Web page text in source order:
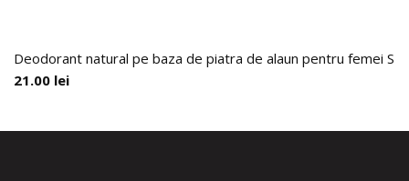
Deodorant natural pe baza de piatra de alaun pentru femei
21.00 lei